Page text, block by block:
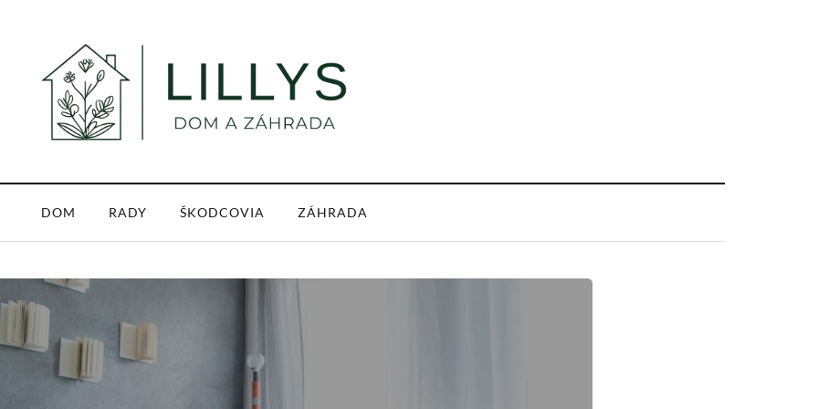
DOM RADY ŠKODCOVIA ZÁHRADA